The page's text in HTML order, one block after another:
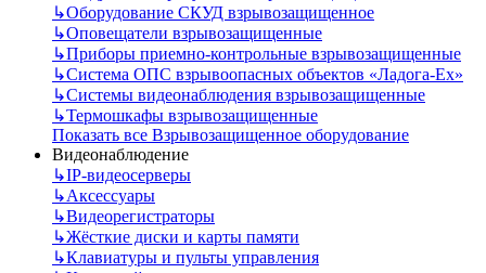
↳Оборудование СКУД взрывозащищенное
↳Оповещатели взрывозащищенные
↳Приборы приемно-контрольные взрывозащищенные
↳Система ОПС взрывоопасных объектов «Ладога-Ex»
↳Системы видеонаблюдения взрывозащищенные
↳Термошкафы взрывозащищенные
Показать все Взрывозащищенное оборудование
Видеонаблюдение
↳IP-видеосерверы
↳Аксессуары
↳Видеорегистраторы
↳Жёсткие диски и карты памяти
↳Клавиатуры и пульты управления